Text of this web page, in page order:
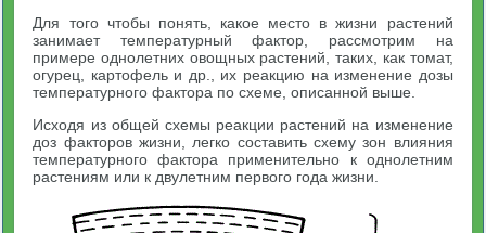
Для того чтобы понять, какое место в жизни растений
занимает температурный фактор, рассмотрим на
примере однолетних овощных растений, таких, как томат,
огурец, картофель и др., их реакцию на изменение дозы
температурного фактора по схеме, описанной выше.
Исходя из общей схемы реакции растений на изменение
доз факторов жизни, легко составить схему зон влияния
температурного фактора применительно к однолетним
растениям или к двулетним первого года жизни.